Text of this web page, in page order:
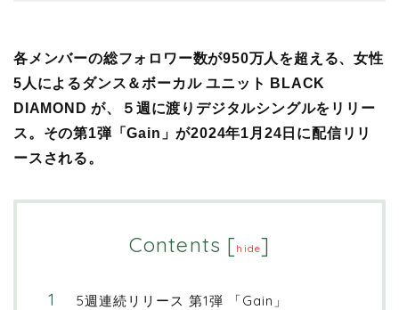
各メンバーの総フォロワー数が950万人を超える、女性
5人によるダンス＆ボーカル ユニット BLACK
DIAMOND が、５週に渡りデジタルシングルをリリー
ス。その第1弾「Gain」が2024年1月24日に配信リリ
ースされる。
Contents [hide]
5週連続リリース 第1弾 「Gain」